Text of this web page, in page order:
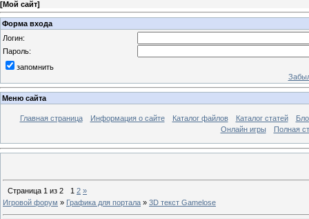
[Мой сайт]
Форма входа
Логин:
Пароль:
запомнить
Меню сайта
Главная страница Информация о сайте Каталог файлов Каталог статей
Онлайн игры
Полная
Страница 1 из 2 1 2 »
Игровой форум » Графика для портала » 3D текст Gamelose